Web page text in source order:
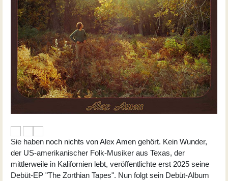
Sie haben noch nichts von Alex Amen gehört. Kein Wunder,
der US-amerikanischer Folk-Musiker aus Texas, der
mittlerweile in Kalifornien lebt, veröffentlichte erst 2025 seine
Debüt-EP "The Zorthian Tapes". Nun folgt sein Debüt-Album